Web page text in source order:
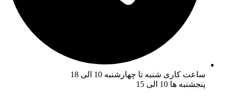
ساعت کاری شنبه تا چهارشنبه 10 الی 18
پنجشنبه ها 10 الی 15